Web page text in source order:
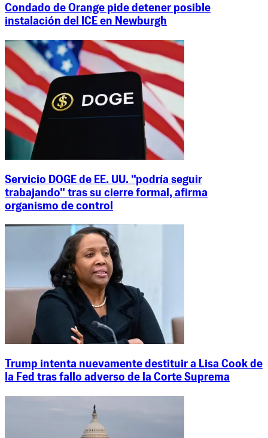
Condado de Orange pide detener posible
instalación del ICE en Newburgh
Servicio DOGE de EE. UU. "podría seguir
trabajando" tras su cierre formal, afirma
organismo de control
Trump intenta nuevamente destituir a Lisa Cook de
la Fed tras fallo adverso de la Corte Suprema